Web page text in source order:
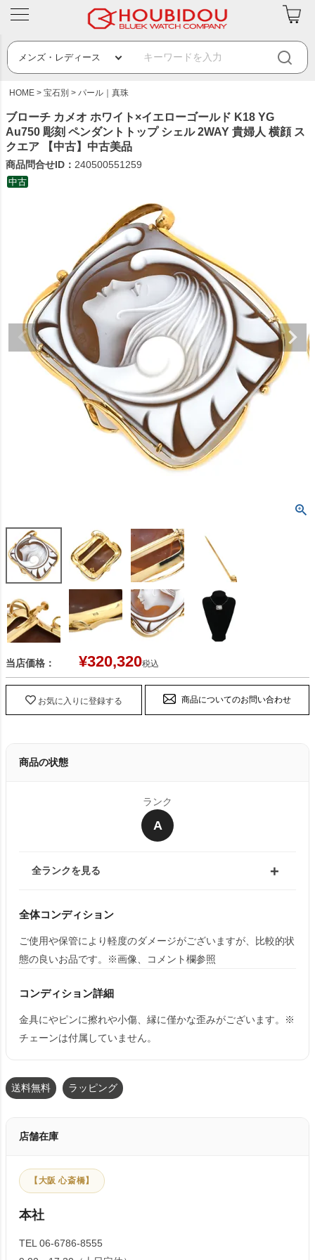
HOME 宝石別 パール｜真珠
ブローチ カメオ ホワイト×イエローゴールド K18 YG
Au750 彫刻 ペンダントトップ シェル 2WAY 貴婦人 横顔 ス
クエア 【中古】中古美品
商品問合せID： 240500551259
中古
当店価格： ¥320,320税込
お気に入りに登録する 商品についてのお問い合わせ
商品の状態
ランク
A
全ランクを見る
全体コンディション
ご使用や保管により軽度のダメージがございますが、比較的状
態の良いお品です。※画像、コメント欄参照
コンディション詳細
金具にやピンに擦れや小傷、縁に僅かな歪みがございます。※
チェーンは付属していません。
送料無料 ラッピング
店舗在庫
【大阪 心斎橋】
本社
TEL 06-6786-8555